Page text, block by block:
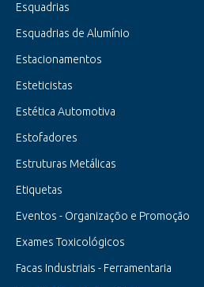
Esquadrias
Esquadrias de Alumínio
Estacionamentos
Esteticistas
Estética Automotiva
Estofadores
Estruturas Metálicas
Etiquetas
Eventos - Organizaçõo e Promoção
Exames Toxicológicos
Facas Industriais - Ferramentaria